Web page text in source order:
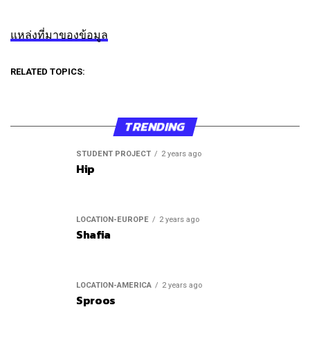
แหล่งที่มาของข้อมูล
RELATED TOPICS:
TRENDING
STUDENT PROJECT 2 years ago
Hip
LOCATION-EUROPE 2 years ago
Shafia
LOCATION-AMERICA 2 years ago
Sproos